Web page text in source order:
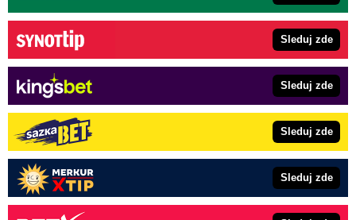
Sleduj zde
Sleduj zde
Sleduj zde
Sleduj zde